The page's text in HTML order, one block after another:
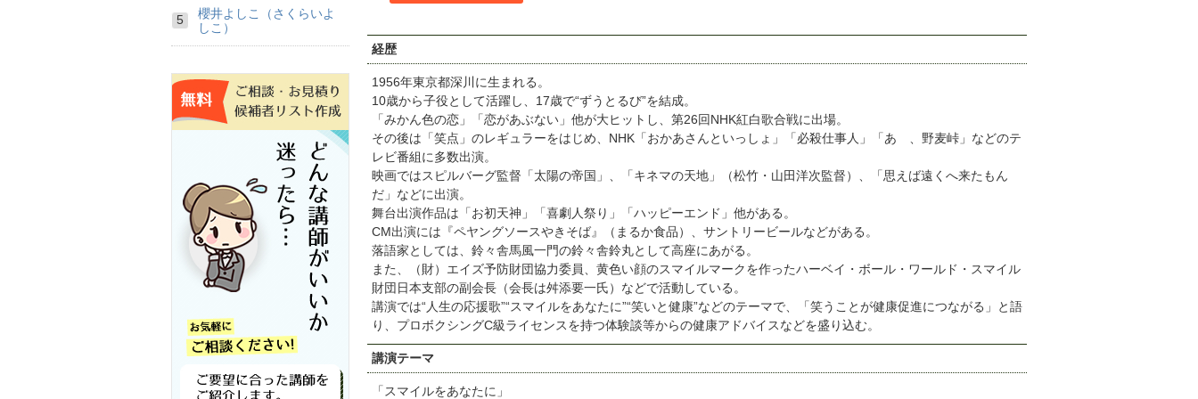
経歴
1956年東京都深川に生まれる。
10歳から子役として活躍し、17歳で“ずうとるび”を結成。
「みかん色の恋」「恋があぶない」他が大ヒットし、第26回NHK紅白歌合戦に出場。
その後は「笑点」のレギュラーをはじめ、NHK「おかあさんといっしょ」「必殺仕事人」「あゝ、野麦峠」などのテ
レビ番組に多数出演。
映画ではスピルバーグ監督「太陽の帝国」、「キネマの天地」（松竹・山田洋次監督）、「思えば遠くへ来たもん
だ」などに出演。
舞台出演作品は「お初天神」「喜劇人祭り」「ハッピーエンド」他がある。
CM出演には『ペヤングソースやきそば』（まるか食品）、サントリービールなどがある。
落語家としては、鈴々舎馬風一門の鈴々舎鈴丸として高座にあがる。
また、（財）エイズ予防財団協力委員、黄色い顔のスマイルマークを作ったハーベイ・ボール・ワールド・スマイル
財団日本支部の副会長（会長は舛添要一氏）などで活動している。
講演では“人生の応援歌”“スマイルをあなたに”“笑いと健康”などのテーマで、「笑うことが健康促進につながる」と語
り、プロボクシングC級ライセンスを持つ体験談等からの健康アドバイスなどを盛り込む。
講演テーマ
「スマイルをあなたに」
櫻井よしこ（さくらいよ
しこ）